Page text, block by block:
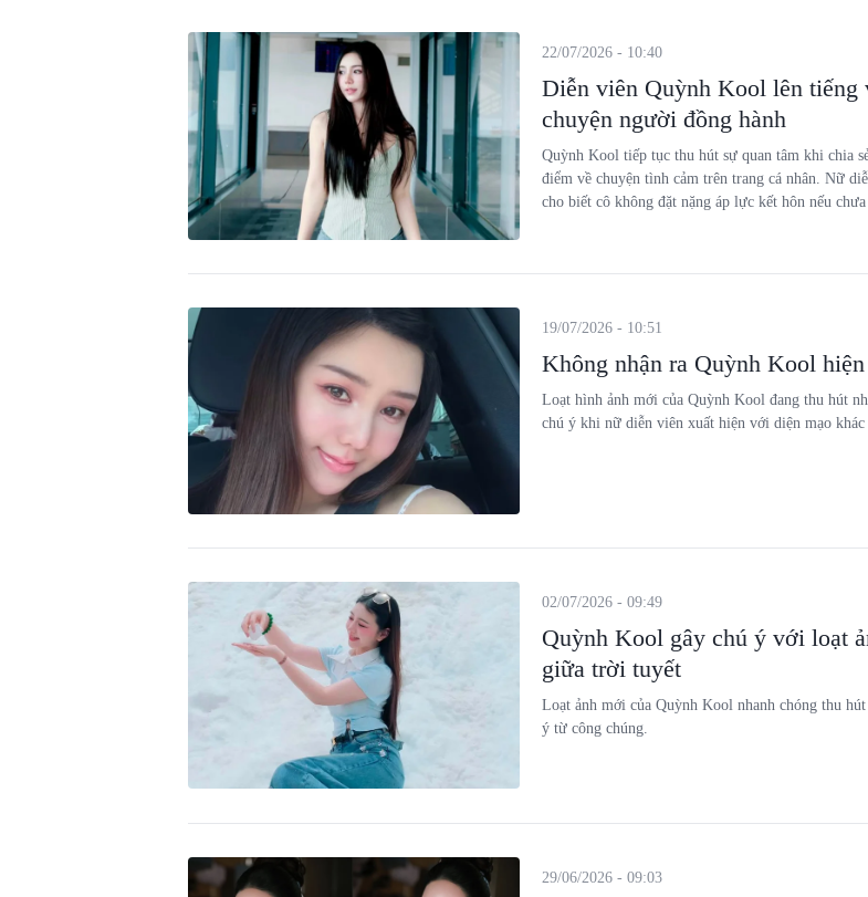
Diễn viên Quỳnh Kool lên tiếng
chuyện người đồng hành
22/07/2026 - 10:40
Quỳnh Kool tiếp tục thu hút sự quan tâm khi chia
điểm về chuyện tình cảm trên trang cá nhân. Nữ
cho biết cô không đặt nặng áp lực kết hôn nếu chưa
Không nhận ra Quỳnh Kool
19/07/2026 - 10:51
Loạt hình ảnh mới của Quỳnh Kool đang thu hút
chú ý khi nữ diễn viên xuất hiện với diện mạo khác
Quỳnh Kool gây chú ý với loạt
giữa trời tuyết
02/07/2026 - 09:49
Loạt ảnh mới của Quỳnh Kool nhanh chóng thu hút
ý từ công chúng.
29/06/2026 - 09:03